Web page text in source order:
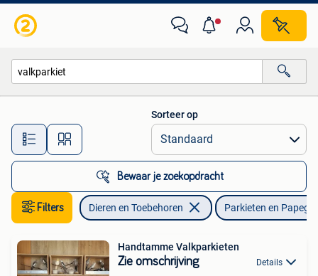
Alle afstanden…
Sorteer op
Bewaar je zoekopdracht
Filters Dieren en Toebehoren Parkieten en
Handtamme Valkparkieten
Zie omschrijving Details